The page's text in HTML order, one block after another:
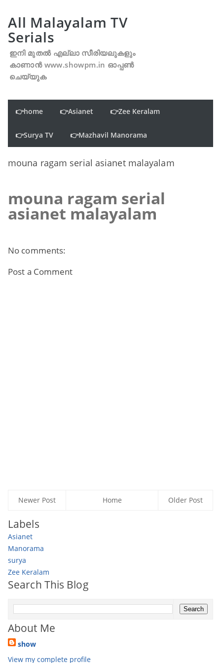
All Malayalam TV
Serials
ഇനി മുതൽ എല്ലാ സീരിയലുകളും
കാണാൻ www.showpm.in ഓപ്പൺ
ചെയ്യുക
👉home 👉Asianet 👉Zee Keralam
👉Surya TV 👉Mazhavil Manorama
mouna ragam serial asianet malayalam
mouna ragam serial
asianet malayalam
No comments:
Post a Comment
Newer Post Older Post
Home
Labels
Asianet
Manorama
surya
Zee Keralam
Search This Blog
About Me
show
View my complete profile